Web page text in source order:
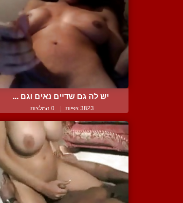
יש לה גם שדיים נאים וגם ...
3823 צפיות | 0 המלצות